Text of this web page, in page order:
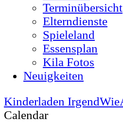
Terminübersicht
Elterndienste
Spieleland
Essensplan
Kila Fotos
Neuigkeiten
Kinderladen
Calendar